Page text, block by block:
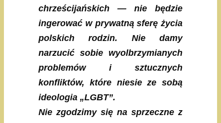
chrześcijańskich — nie będzie
ingerować w prywatną sferę życia
polskich rodzin. Nie damy
narzucić sobie wyolbrzymianych
problemów i sztucznych
konfliktów, które niesie ze sobą
ideologia „LGBT”.
Nie zgodzimy się na sprzeczne z